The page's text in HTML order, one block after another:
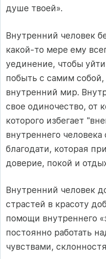
душе твоей».
Внутренний человек
какой-то мере ему
уединение, чтобы
побыть с самим собой,
внутренний мир.
свое одиночество, от
которого избегает
внутреннего
благодати, которая
доверие, покой и
Внутренний человек
страстей в красоту
помощи внутреннего
постоянно работать
чувствами,